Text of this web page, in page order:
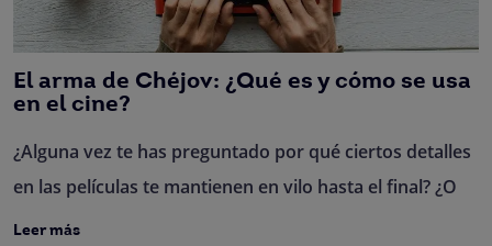
El arma de Chéjov: ¿Qué es y cómo se usa
en el cine?
¿Alguna vez te has preguntado por qué ciertos detalles
en las películas te mantienen en vilo hasta el final? ¿O
Leer más